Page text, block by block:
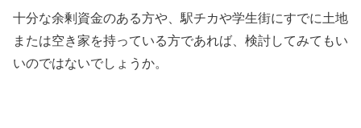
十分な余剰資金のある方や、駅チカや学生街にすでに土地
または空き家を持っている方であれば、検討してみてもい
いのではないでしょうか。